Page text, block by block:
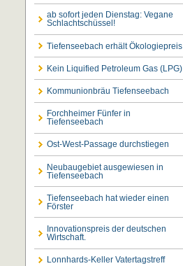
ab sofort jeden Dienstag: Vegane
Schlachtschüssel!
Tiefenseebach erhält Ökologiepreis
Kein Liquified Petroleum Gas (LPG)
Kommunionbräu Tiefenseebach
Forchheimer Fünfer in
Tiefenseebach
Ost-West-Passage durchstiegen
Neubaugebiet ausgewiesen in
Tiefenseebach
Tiefenseebach hat wieder einen
Förster
Innovationspreis der deutschen
Wirtschaft.
Lonnhards-Keller Vatertagstreff